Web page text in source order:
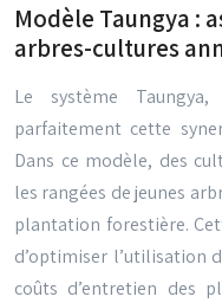
Modèle Taungya :
arbres-cultures
Le système
parfaitement cette
Dans ce modèle, des
les rangées de jeunes
plantation forestière.
d’optimiser l’utilisation
coûts d’entretien des